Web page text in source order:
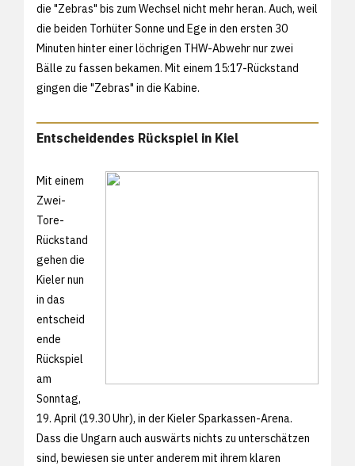
die "Zebras" bis zum Wechsel nicht mehr heran. Auch, weil
die beiden Torhüter Sonne und Ege in den ersten 30
Minuten hinter einer löchrigen THW-Abwehr nur zwei
Bälle zu fassen bekamen. Mit einem 15:17-Rückstand
gingen die "Zebras" in die Kabine.
Entscheidendes Rückspiel in Kiel
Mit einem
Zwei-
Tore-
Rückstand
gehen die
Kieler nun
in das
entscheid
ende
Rückspiel
am
Sonntag,
19. April (19.30 Uhr), in der Kieler Sparkassen-Arena.
Dass die Ungarn auch auswärts nichts zu unterschätzen
sind, bewiesen sie unter anderem mit ihrem klaren